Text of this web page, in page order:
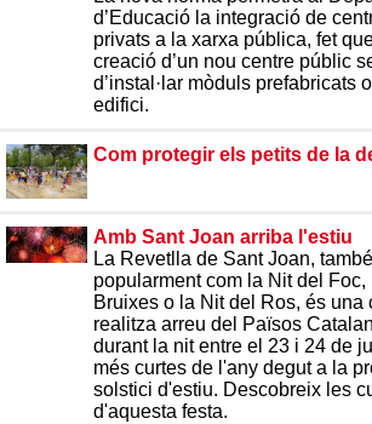
d’Educació la integració de
privats a la xarxa pública, fet
creació d’un nou centre públic
d’instal·lar mòduls prefabricats
edifici.
Com protegir els petits de la
Amb Sant Joan arriba l'estiu
La Revetlla de Sant Joan,
popularment com la Nit del
Bruixes o la Nit del Ros, és una
realitza arreu del Països
durant la nit entre el 23 i 24 de
més curtes de l'any degut a la
solstici d'estiu. Descobreix les
d'aquesta festa.